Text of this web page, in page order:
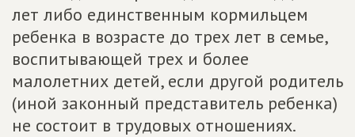
лет либо единственным кормильцем
ребенка в возрасте до трех лет в семье,
воспитывающей трех и более
малолетних детей, если другой родитель
(иной законный представитель ребенка)
не состоит в трудовых отношениях.